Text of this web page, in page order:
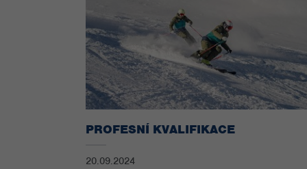
PROFESNÍ KVALIFIKACE
20.09.2024